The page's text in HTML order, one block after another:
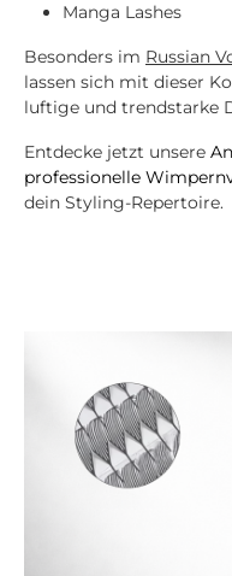
Manga Lashes
Besonders im Russian
lassen sich mit dieser
luftige und trendstarke
Entdecke jetzt unsere
professionelle
dein Styling-Repertoire.